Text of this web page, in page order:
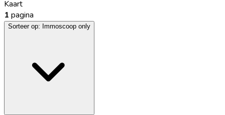
Kaart
1 pagina
Sorteer op: Immoscoop only